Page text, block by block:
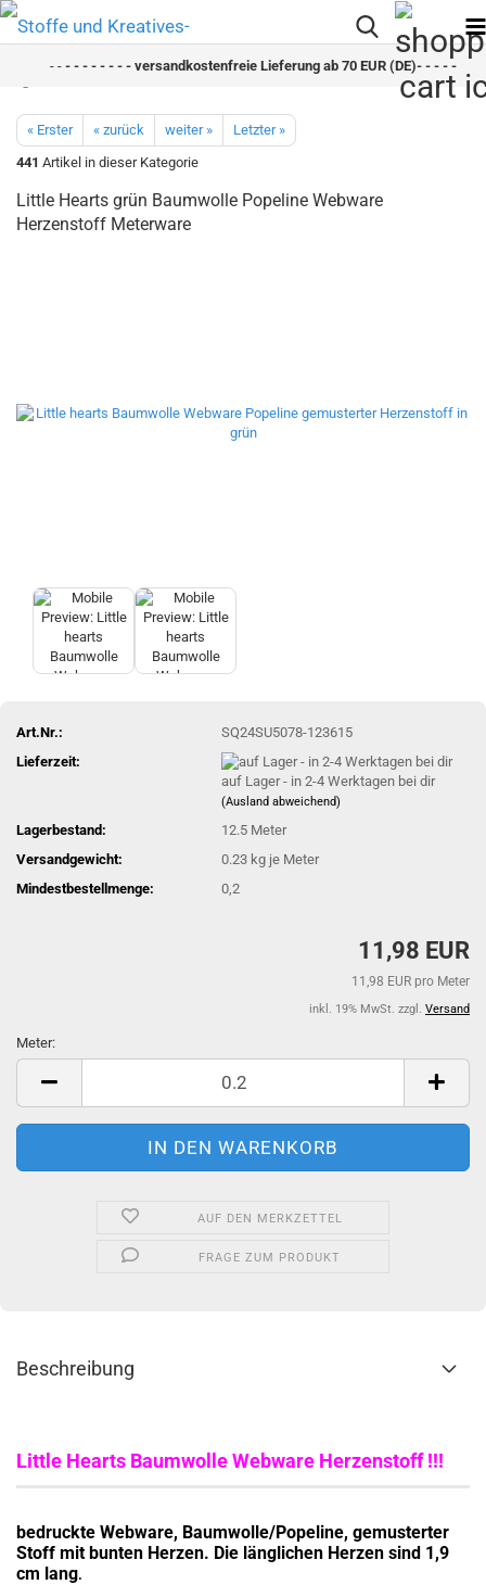
- - - - - - - - versandkostenfreie Lieferung ab 70 EUR (DE)- - - - - - - -
« Erster « zurück weiter »
Letzter »
441 Artikel in dieser Kategorie
Little Hearts grün Baumwolle Popeline Webware
Herzenstoff Meterware
Art.Nr.:
SQ24SU5078-123615
Lieferzeit:
auf Lager - in 2-4 Werktagen bei dir
(Ausland abweichend)
Lagerbestand: 12.5 Meter
Versandgewicht:
0.23 kg je Meter
Mindestbestellmenge:
0,2
11,98 EUR
11,98 EUR pro Meter
inkl. 19% MwSt. zzgl. Versand
Meter:
Meter
AUF DEN MERKZETTEL
FRAGE ZUM PRODUKT
Beschreibung
Little Hearts Baumwolle Webware Herzenstoff !!!
bedruckte Webware, Baumwolle/Popeline, gemusterter
Stoff mit bunten Herzen. Die länglichen Herzen sind 1,9
cm lang.